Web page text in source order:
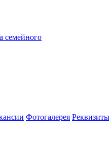
семейного
Фотогалерея Реквизиты